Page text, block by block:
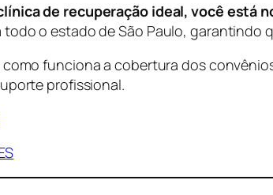
de recuperação ideal, você está
o estado de São Paulo,
funciona a cobertura dos
profissional.